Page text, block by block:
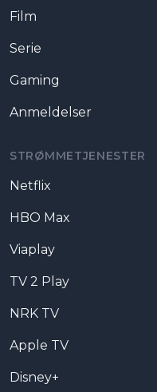
Film
Serie
Gaming
Anmeldelser
STRØMMETJENESTER
Netflix
HBO Max
Viaplay
TV 2 Play
NRK TV
Apple TV
Disney+